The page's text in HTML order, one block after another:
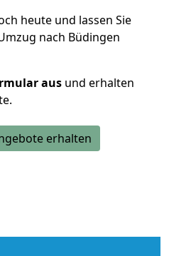
heute und lassen Sie
nach Büdingen
aus und erhalten
erhalten